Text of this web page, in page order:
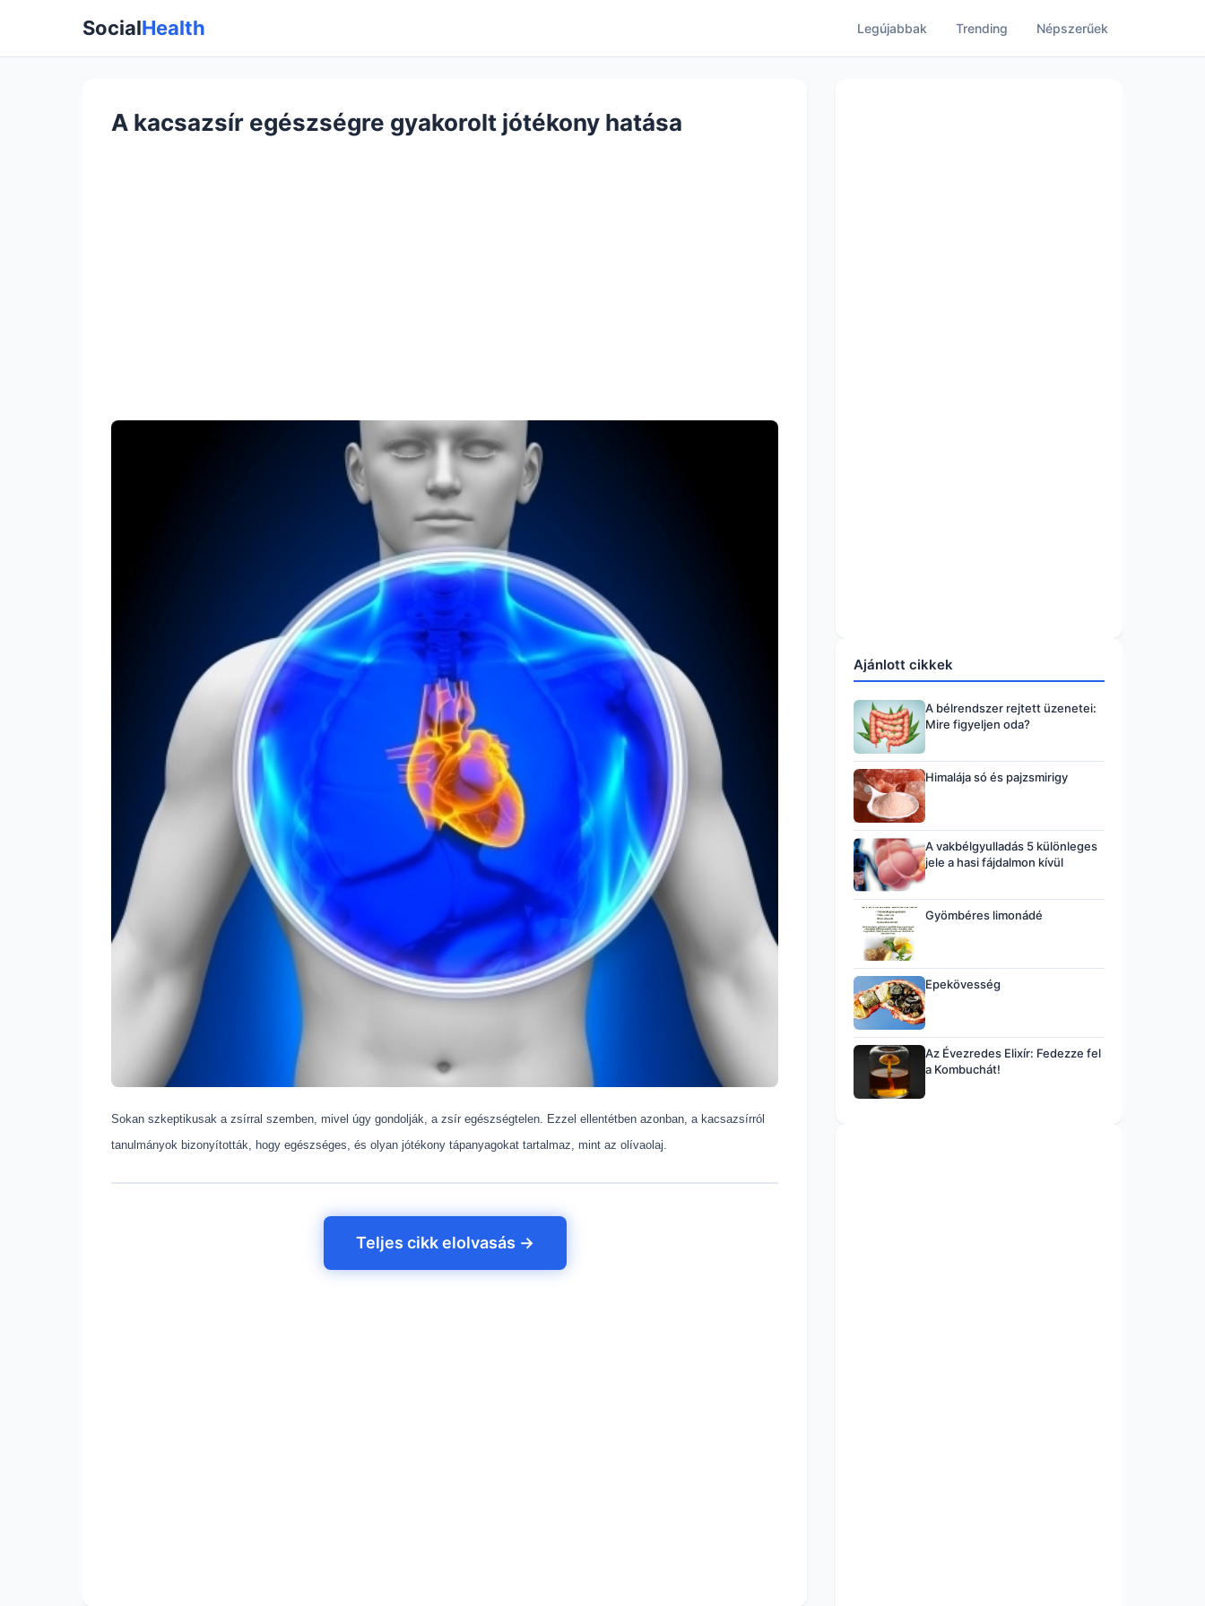
SocialHealth Legújabbak Trending Népszerűek
A kacsazsír egészségre gyakorolt jótékony hatása
Sokan szkeptikusak a zsírral szemben, mivel úgy gondolják, a zsír egészségtelen. Ezzel ellentétben azonban, a kacsazsírról
tanulmányok bizonyították, hogy egészséges, és olyan jótékony tápanyagokat tartalmaz, mint az olívaolaj.
Teljes cikk elolvasás →
Ajánlott cikkek
A bélrendszer rejtett üzenetei:
Mire figyeljen oda?
Himalája só és pajzsmirigy
A vakbélgyulladás 5 különleges
jele a hasi fájdalmon kívül
Gyömbéres limonádé
Epekövesség
Az Évezredes Elixír: Fedezze fel
a Kombuchát!